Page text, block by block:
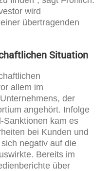
wird
übertragenden
Situation
allem im
der
angehört. Infolge
Sanktionen kam es
bei Kunden und
negativ auf die
Bereits im
über